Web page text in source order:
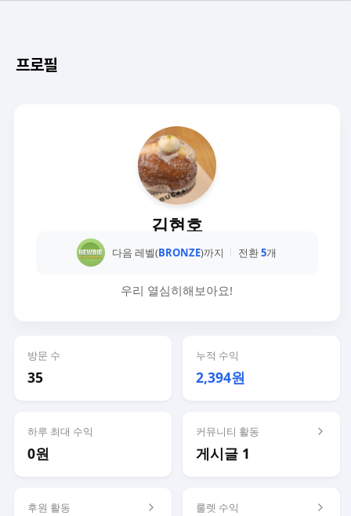
프로필
김현호
다음 레벨(BRONZE)까지 전환5개
우리 열심히해보아요!
방문 수
35
누적 수익
2,394원
하루 최대 수익
0원
커뮤니티 활동
게시글 1
후원 활동 룰렛 수익